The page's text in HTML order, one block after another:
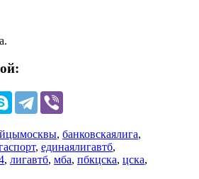
, банковскаялига,
, единаялигавтб,
, лигавтб, мба, пбкцска, цска,